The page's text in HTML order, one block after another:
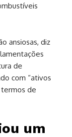
ansiosas, diz
de
com “ativos
termos de
um